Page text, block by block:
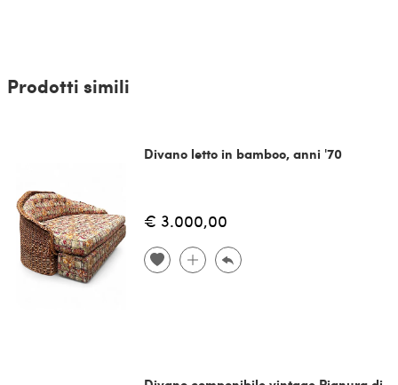
Prodotti simili
Divano letto in bamboo, anni '70
€ 3.000,00